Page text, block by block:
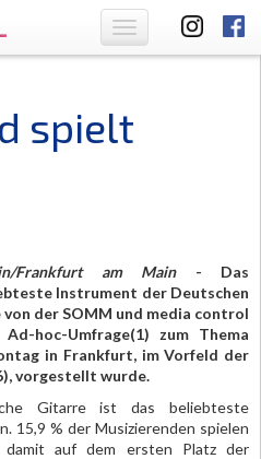
Toggle
navigation
spielt
Frankfurt am Main- Das
Instrument der Deutschen
der SOMM und media control
hoc-Umfrage(1) zum Thema
in Frankfurt, im Vorfeld der
vorgestellt wurde.
Gitarre ist das beliebteste
15,9 % der Musizierenden spielen
damit auf dem ersten Platz der